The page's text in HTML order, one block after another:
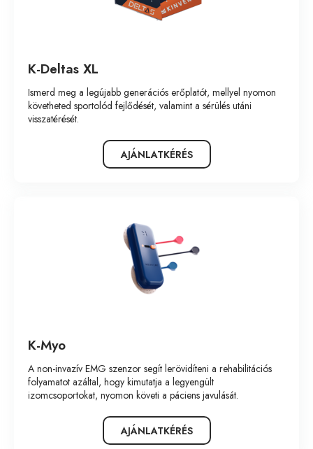
K-Deltas XL
Ismerd meg a legújabb generációs erőplatót, mellyel nyomon
követheted sportolód fejlődését, valamint a sérülés utáni
visszatérését.
AJÁNLATKÉRÉS
K-Myo
A non-invazív EMG szenzor segít lerövidíteni a rehabilitációs
folyamatot azáltal, hogy kimutatja a legyengült
izomcsoportokat, nyomon követi a páciens javulását.
AJÁNLATKÉRÉS